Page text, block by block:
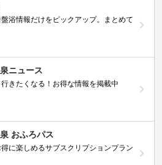
浴情報だけをピックアップ。まとめて
ニュース
きたくなる！お得な情報を掲載中
おふろパス
に楽しめるサブスクリプションプラン